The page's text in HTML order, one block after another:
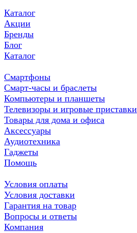
Каталог
Акции
Бренды
Блог
Каталог
Смартфоны
Смарт-часы и браслеты
Компьютеры и планшеты
Телевизоры и игровые приставки
Товары для дома и офиса
Аксессуары
Аудиотехника
Гаджеты
Помощь
Условия оплаты
Условия доставки
Гарантия на товар
Вопросы и ответы
Компания